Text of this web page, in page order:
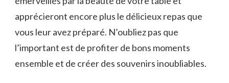
apprécieront encore plus ‍le délicieux repas que
vous leur avez préparé. N’oubliez pas que
l’important est de profiter de bons moments
ensemble et ⁤de créer des ⁢souvenirs‍ inoubliables.